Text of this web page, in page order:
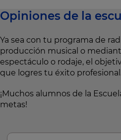
Opiniones de la
Ya sea con tu programa de
producción musical o
espectáculo o rodaje, el
que logres tu éxito
¡Muchos alumnos de la
metas!